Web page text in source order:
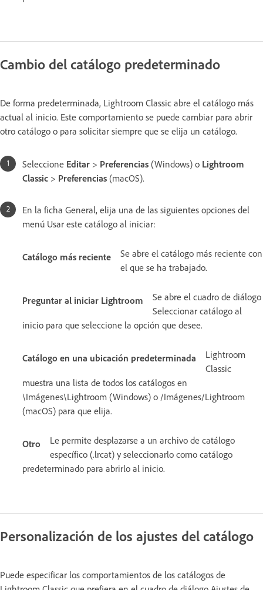
Cambio del catálogo predeterminado
De forma predeterminada, Lightroom Classic abre el catálogo más
actual al inicio. Este comportamiento se puede cambiar para abrir
otro catálogo o para solicitar siempre que se elija un catálogo.
Seleccione Editar > Preferencias (Windows) o Lightroom
Classic > Preferencias (macOS).
En la ficha General, elija una de las siguientes opciones del
menú Usar este catálogo al iniciar:
Catálogo más reciente
Se abre el catálogo más reciente con
el que se ha trabajado.
Preguntar al iniciar Lightroom
Se abre el cuadro de diálogo
Seleccionar catálogo al
inicio para que seleccione la opción que desee.
Catálogo en una ubicación predeterminada
Lightroom
Classic
muestra una lista de todos los catálogos en
\Imágenes\Lightroom (Windows) o /Imágenes/Lightroom
(macOS) para que elija.
Otro
Le permite desplazarse a un archivo de catálogo
específico (.lrcat) y seleccionarlo como catálogo
predeterminado para abrirlo al inicio.
Personalización de los ajustes del catálogo
Puede especificar los comportamientos de los catálogos de